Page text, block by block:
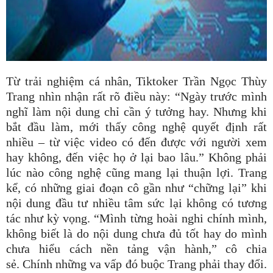
Từ trải nghiệm cá nhân, Tiktoker Trần Ngọc Thùy
Trang nhìn nhận rất rõ điều này: “Ngày trước mình
nghĩ làm nội dung chỉ cần ý tưởng hay. Nhưng khi
bắt đầu làm, mới thấy công nghệ quyết định rất
nhiều – từ việc video có đến được với người xem
hay không, đến việc họ ở lại bao lâu.” Không phải
lúc nào công nghệ cũng mang lại thuận lợi. Trang
kể, có những giai đoạn cô gần như “chững lại” khi
nội dung đầu tư nhiều tâm sức lại không có tương
tác như kỳ vọng. “Mình từng hoài nghi chính mình,
không biết là do nội dung chưa đủ tốt hay do mình
chưa hiểu cách nền tảng vận hành,” cô chia
sẻ. Chính những va vấp đó buộc Trang phải thay đổi.